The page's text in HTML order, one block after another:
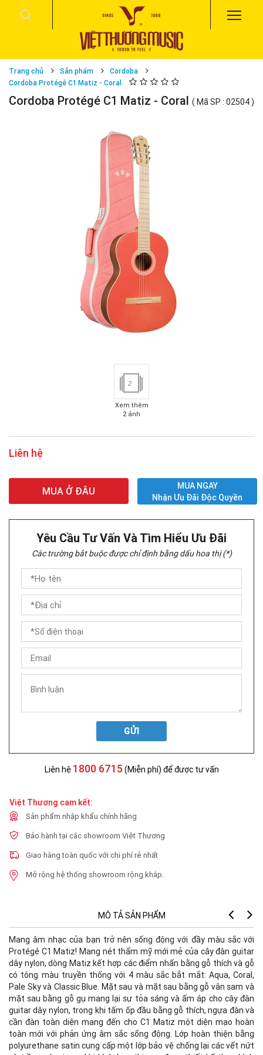
Trang chủ Sản phẩm
Cordoba
Cordoba Protégé C1 Matiz - Coral
Cordoba Protégé C1 Matiz - Coral ( Mã SP : 02504 )
2
Xem thêm
2 ảnh
Liên hệ
MUA Ở ĐÂU
MUA NGAY
Nhận Ưu Đãi Độc Quyền
Yêu Cầu Tư Vấn Và Tìm Hiểu Ưu Đãi
Các trường bắt buộc được chỉ định bằng dấu hoa thị (*)
GỬI
Liên hệ 1800 6715 (Miễn phí) để được tư vấn
Việt Thương cam kết:
Sản phẩm nhập khẩu chính hãng
Bảo hành tại các showroom Việt Thương
Giao hàng toàn quốc với chi phí rẻ nhất
Mở rộng hệ thống showroom rộng khắp.
MÔ TẢ SẢN PHẨM
Mang âm nhạc của bạn trở nên sống động với đầy màu sắc với
Protégé C1 Matiz! Mang nét thẩm mỹ mới mẻ của cây đàn guitar
dây nylon, dòng Matiz kết hợp các điểm nhấn bằng gỗ thích và gỗ
có tông màu truyền thống với 4 màu sắc bắt mắt: Aqua, Coral,
Pale Sky và Classic Blue. Mặt sau và mặt sau bằng gỗ vân sam và
mặt sau bằng gỗ gụ mang lại sự tỏa sáng và ấm áp cho cây đàn
guitar dây nylon, trong khi tấm ốp đầu bằng gỗ thích, ngựa đàn và
cần đàn toàn diện mang đến cho C1 Matiz một diện mạo hoàn
toàn mới với phản ứng âm sắc sống động. Lớp hoàn thiện bằng
polyurethane satin cung cấp một lớp bảo vệ chống lại các vết nứt